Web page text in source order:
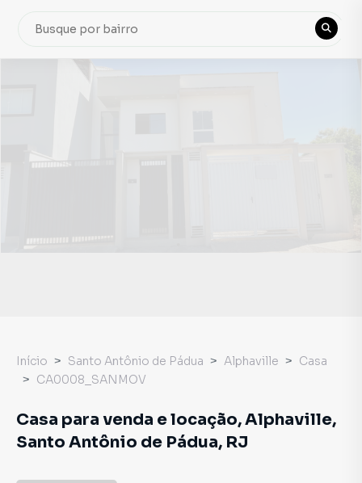
Início Santo Antônio de Pádua Alphaville
Casa
CA0008_SANMOV
Casa para venda e locação, Alphaville,
Santo Antônio de Pádua, RJ